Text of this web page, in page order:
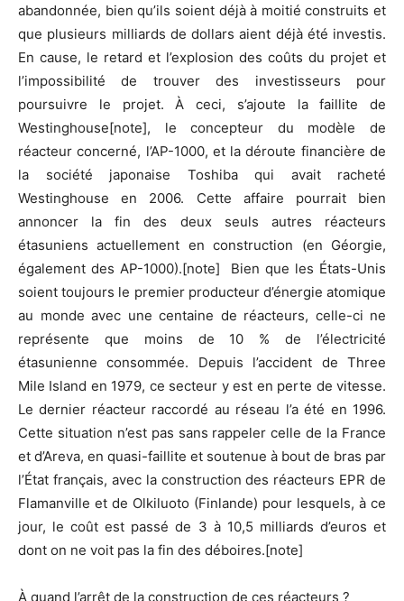
abandonnée, bien qu’ils soient déjà à moitié construits et
que plusieurs milliards de dollars aient déjà été investis.
En cause, le retard et l’explosion des coûts du projet et
l’impossibilité de trouver des investisseurs pour
poursuivre le projet. À ceci, s’ajoute la faillite de
Westinghouse[note], le concepteur du modèle de
réacteur concerné, l’AP-1000, et la déroute financière de
la société japonaise Toshiba qui avait racheté
Westinghouse en 2006. Cette affaire pourrait bien
annoncer la fin des deux seuls autres réacteurs
étasuniens actuellement en construction (en Géorgie,
également des AP-1000).[note] Bien que les États-Unis
soient toujours le premier producteur d’énergie atomique
au monde avec une centaine de réacteurs, celle-ci ne
représente que moins de 10 % de l’électricité
étasunienne consommée. Depuis l’accident de Three
Mile Island en 1979, ce secteur y est en perte de vitesse.
Le dernier réacteur raccordé au réseau l’a été en 1996.
Cette situation n’est pas sans rappeler celle de la France
et d’Areva, en quasi-faillite et soutenue à bout de bras par
l’État français, avec la construction des réacteurs EPR de
Flamanville et de Olkiluoto (Finlande) pour lesquels, à ce
jour, le coût est passé de 3 à 10,5 milliards d’euros et
dont on ne voit pas la fin des déboires.[note]
À quand l’arrêt de la construction de ces réacteurs ?